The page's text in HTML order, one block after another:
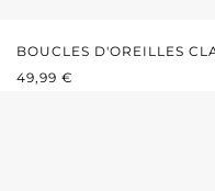
BOUCLES D'OREILLES
PRIX RÉGULIER :
49,99 €